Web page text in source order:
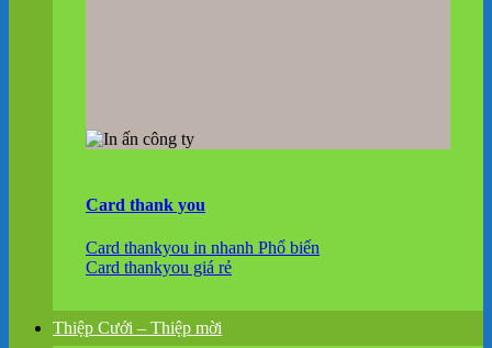
Card thank you
Card thankyou in nhanh
Card thankyou giá rẻ
Thiệp Cưới – Thiệp mời